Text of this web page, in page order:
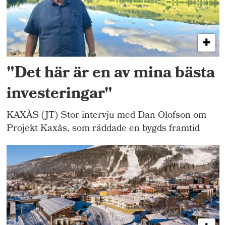
"Det här är en av mina bästa
investeringar"
KAXÅS (JT) Stor intervju med Dan Olofson om
Projekt Kaxås, som räddade en bygds framtid